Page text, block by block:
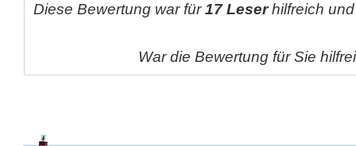
Diese Bewertung war für17 Leserhilfreich
War die Bewertung für Sie